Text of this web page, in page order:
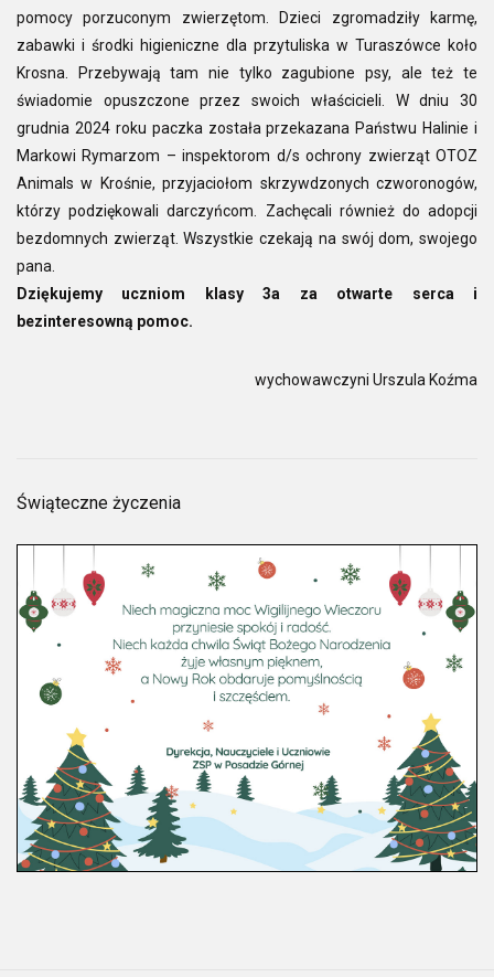
pomocy porzuconym zwierzętom. Dzieci zgromadziły karmę,
zabawki i środki higieniczne dla przytuliska w Turaszówce koło
Krosna. Przebywają tam nie tylko zagubione psy, ale też te
świadomie opuszczone przez swoich właścicieli. W dniu 30
grudnia 2024 roku paczka została przekazana Państwu Halinie i
Markowi Rymarzom – inspektorom d/s ochrony zwierząt OTOZ
Animals w Krośnie, przyjaciołom skrzywdzonych czworonogów,
którzy podziękowali darczyńcom. Zachęcali również do adopcji
bezdomnych zwierząt. Wszystkie czekają na swój dom, swojego
pana.
Dziękujemy uczniom klasy 3a za otwarte serca i
bezinteresowną pomoc.
wychowawczyni Urszula Koźma
Świąteczne życzenia